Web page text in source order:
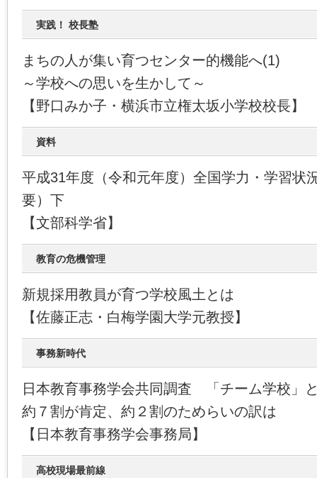
実践！ 校長塾
まちの人が集い育つセンター的機能へ(1)
～学校への思いを生かして～
【野口みか子・横浜市立権太坂小学校校長】
資料
平成31年度（令和元年度）全国学力・学習状
要）下
【文部科学省】
教育の危機管理
新規採用教員が育つ学校風土とは
【佐藤正志・白梅学園大学元教授】
事務新時代
日本教育事務学会共同調査 「チーム学校」
約７割が肯定、約２割のためらいの訳は
【日本教育事務学会事務局】
高校現場最前線